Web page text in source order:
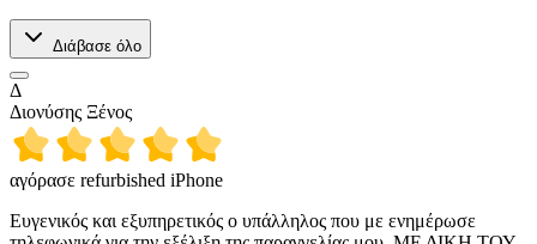
Διάβασε όλο
Δ
Διονύσης Ξένος
αγόρασε refurbished iPhone
Ευγενικός και εξυπηρετικός ο υπάλληλος που με ενημέρωσε